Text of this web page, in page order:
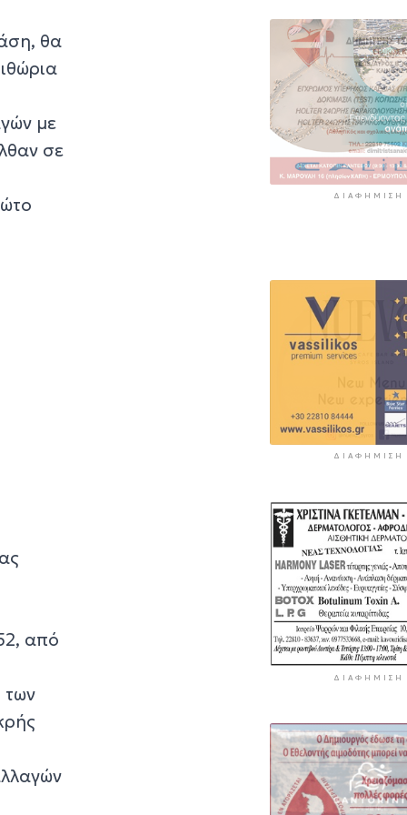
θα
με
σε
από
των
ΔΙΑΦΉΜΙΣΗ
ΔΙΑΦΉΜΙΣΗ
ΔΙΑΦΉΜΙΣΗ